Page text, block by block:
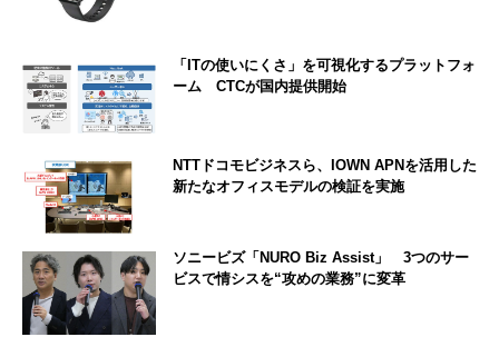
「ITの使いにくさ」を可視化するプラットフォ
ーム CTCが国内提供開始
NTTドコモビジネスら、IOWN APNを活用した
新たなオフィスモデルの検証を実施
ソニービズ「NURO Biz Assist」 3つのサー
ビスで情シスを“攻めの業務”に変革